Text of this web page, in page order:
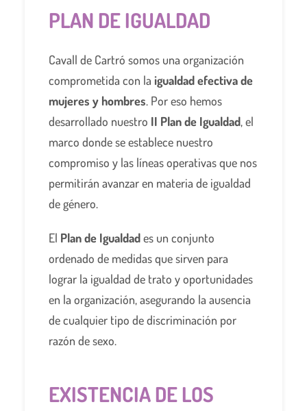
PLAN DE IGUALDAD
Cavall de Cartró somos una organización
comprometida con la igualdad efectiva de
mujeres y hombres. Por eso hemos
desarrollado nuestro II Plan de Igualdad, el
marco donde se establece nuestro
compromiso y las líneas operativas que nos
permitirán avanzar en materia de igualdad
de género.
El Plan de Igualdades un conjunto
ordenado de medidas que sirven para
lograr la igualdad de trato y oportunidades
en la organización, asegurando la ausencia
de cualquier tipo de discriminación por
razón de sexo.
EXISTENCIA DE LOS